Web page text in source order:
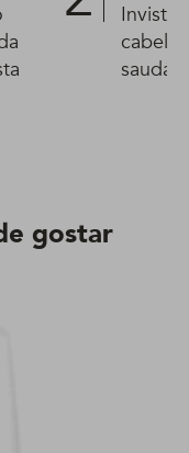
Invista
gostar